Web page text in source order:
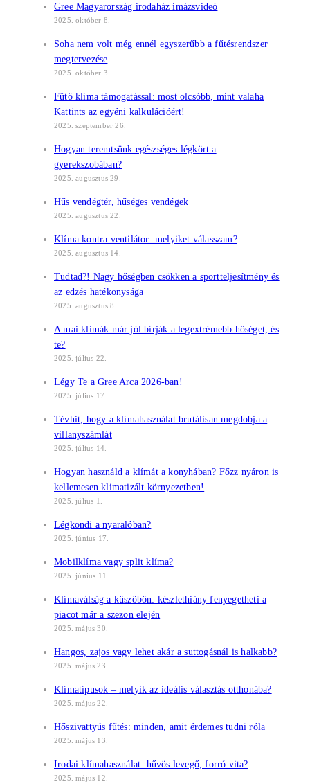
Gree Magyarország irodaház imázsvideó
2025. október 8.
Soha nem volt még ennél egyszerűbb a fűtésrendszer
megtervezése
2025. október 3.
Fűtő klíma támogatással: most olcsóbb, mint valaha
Kattints az egyéni kalkulációért!
2025. szeptember 26.
Hogyan teremtsünk egészséges légkört a
gyerekszobában?
2025. augusztus 29.
Hűs vendégtér, hűséges vendégek
2025. augusztus 22.
Klíma kontra ventilátor: melyiket válasszam?
2025. augusztus 14.
Tudtad?! Nagy hőségben csökken a sportteljesítmény és
az edzés hatékonysága
2025. augusztus 8.
A mai klímák már jól bírják a legextrémebb hőséget, és
te?
2025. július 22.
Légy Te a Gree Arca 2026-ban!
2025. július 17.
Tévhit, hogy a klímahasználat brutálisan megdobja a
villanyszámlát
2025. július 14.
Hogyan használd a klímát a konyhában? Főzz nyáron is
kellemesen klimatizált környezetben!
2025. július 1.
Légkondi a nyaralóban?
2025. június 17.
Mobilklíma vagy split klíma?
2025. június 11.
Klímaválság a küszöbön: készlethiány fenyegetheti a
piacot már a szezon elején
2025. május 30.
Hangos, zajos vagy lehet akár a suttogásnál is halkabb?
2025. május 23.
Klímatípusok – melyik az ideális választás otthonába?
2025. május 22.
Hőszivattyús fűtés: minden, amit érdemes tudni róla
2025. május 13.
Irodai klímahasználat: hűvös levegő, forró vita?
2025. május 12.